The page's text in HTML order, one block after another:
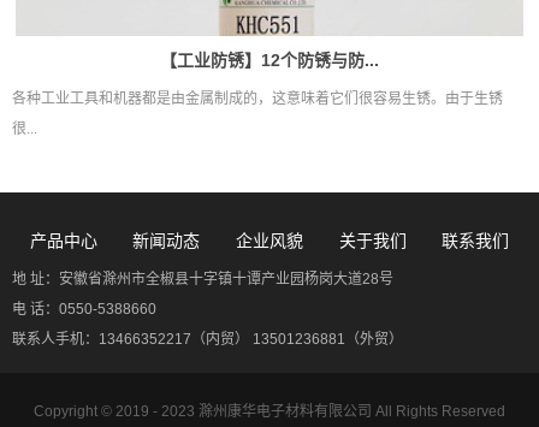
【工业防锈】12个防锈与防...
各种工业工具和机器都是由金属制成的，这意味着它们很容易生锈。由于生锈
很...
产品中心 新闻动态 企业风貌 关于我们 联系我们
地 址：安徽省滁州市全椒县十字镇十谭产业园杨岗大道28号
电 话：0550-5388660
联系人手机：13466352217（内贸） 13501236881（外贸）
Copyright © 2019 - 2023 滁州康华电子材料有限公司 All Rights Reserved